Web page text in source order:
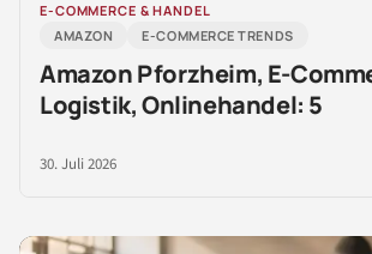
E-COMMERCE & HANDEL
AMAZON
E-COMMERCE TRENDS
Amazon Pforzheim, E-
Logistik, Onlinehandel: 5
30. Juli 2026